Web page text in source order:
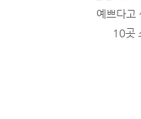
예쁘다고
10곳